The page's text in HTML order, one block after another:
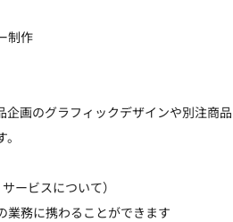
制作
企画のグラフィックデザインや別注商品
ービスについて）
業務に携わることができます